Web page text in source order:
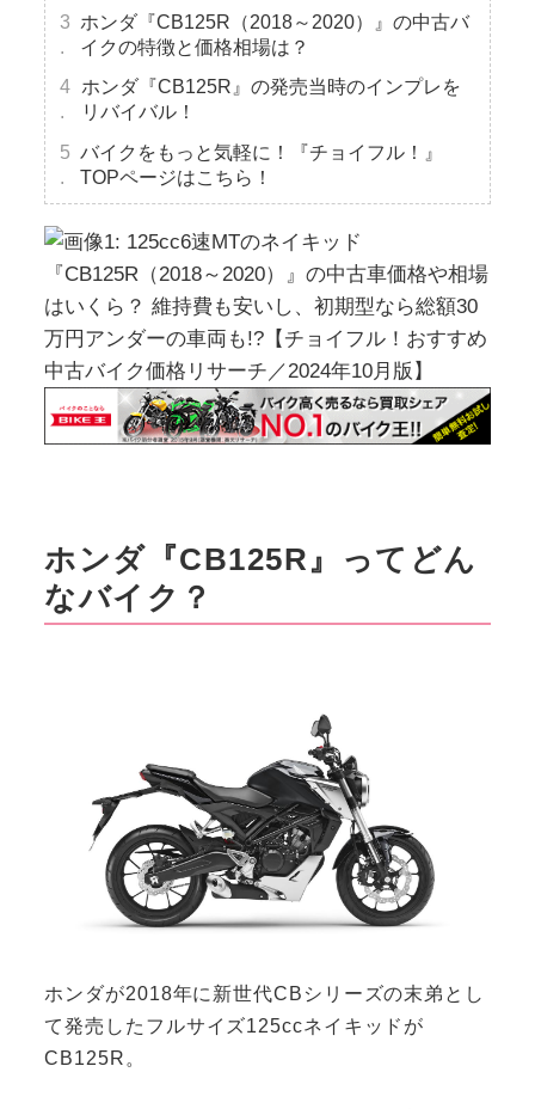
ホンダ『CB125R（2018～2020）』の中古バ
イクの特徴と価格相場は？
ホンダ『CB125R』の発売当時のインプレを
リバイバル！
バイクをもっと気軽に！『チョイフル！』
TOPページはこちら！
ホンダ『CB125R』ってどん
なバイク？
ホンダが2018年に新世代CBシリーズの末弟とし
て発売したフルサイズ125ccネイキッドが
CB125R。